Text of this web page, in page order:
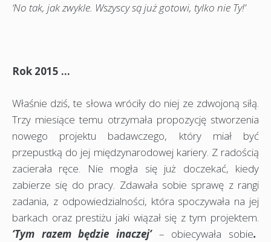
‘No tak, jak zwykle. Wszyscy są już gotowi, tylko nie Ty!’
Rok 2015 …
Właśnie dziś, te słowa wróciły do niej ze zdwojoną siłą.
Trzy miesiące temu otrzymała propozycję stworzenia
nowego projektu badawczego, który miał być
przepustką do jej międzynarodowej kariery. Z radością
zacierała ręce. Nie mogła się już doczekać, kiedy
zabierze się do pracy. Zdawała sobie sprawę z rangi
zadania, z odpowiedzialności, która spoczywała na jej
barkach oraz prestiżu jaki wiązał się z tym projektem.
‘Tym razem będzie inaczej’– obiecywała sobie.